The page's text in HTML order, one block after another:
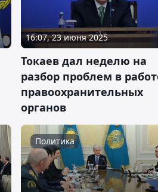
16:07, 23 июня 2025
Токаев дал неделю на
разбор проблем в
правоохранительных
органов
Политика